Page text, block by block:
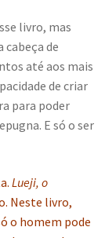
livro, mas
cabeça de
até aos mais
de criar
para poder
E só o ser
Lueji, o
Neste livro,
o homem pode